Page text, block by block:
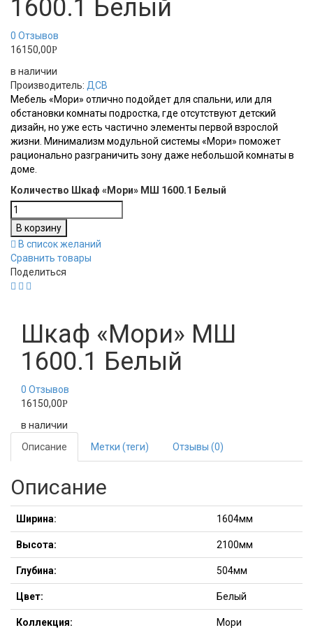
1600.1 Белый
0 Отзывов
16150,00Р
в наличии
Производитель: ДСВ
Мебель «Мори» отлично подойдет для спальни, или для
обстановки комнаты подростка, где отсутствуют детский
дизайн, но уже есть частично элементы первой взрослой
жизни. Минимализм модульной системы «Мори» поможет
рационально разграничить зону даже небольшой комнаты в
доме.
Количество Шкаф «Мори» МШ 1600.1 Белый
В корзину
В список желаний
Сравнить товары
Поделиться
Шкаф «Мори» МШ
1600.1 Белый
0 Отзывов
16150,00Р
в наличии
Описание
Метки (теги) Отзывы (0)
Описание
Ширина: 1604мм
Высота: 2100мм
Глубина: 504мм
Цвет: Белый
Коллекция: Мори